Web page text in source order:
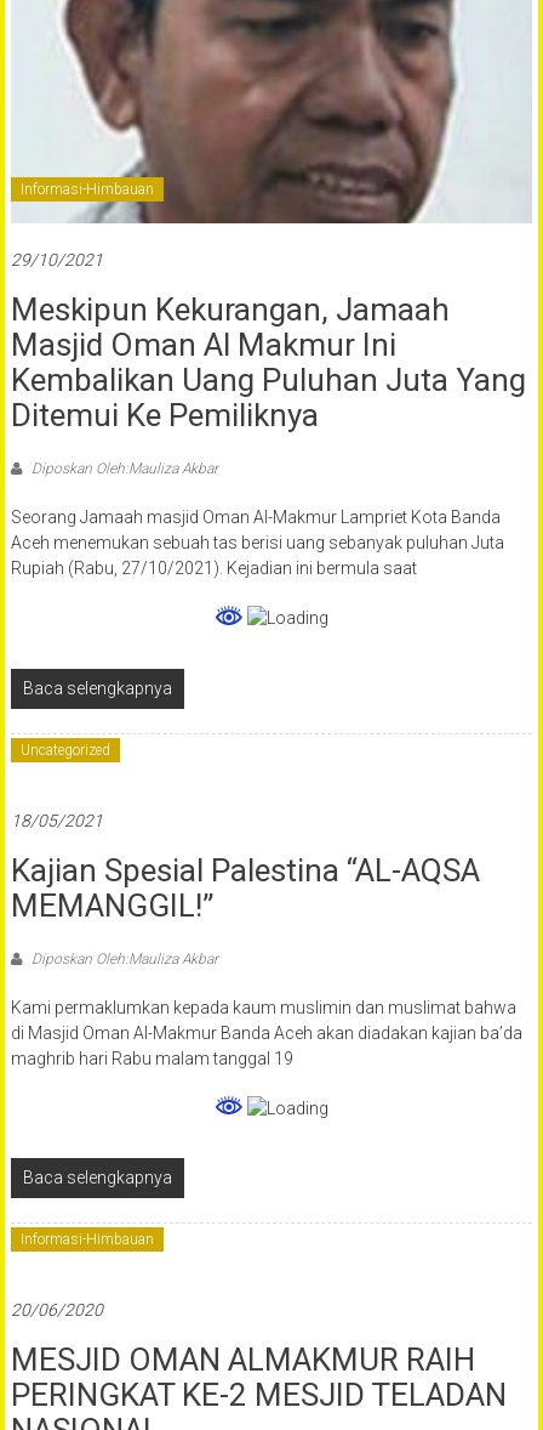
Informasi-Himbauan
29/10/2021
Meskipun Kekurangan, Jamaah
Masjid Oman Al Makmur Ini
Kembalikan Uang Puluhan Juta Yang
Ditemui Ke Pemiliknya
Diposkan Oleh:Mauliza Akbar
Seorang Jamaah masjid Oman Al-Makmur Lampriet Kota Banda
Aceh menemukan sebuah tas berisi uang sebanyak puluhan Juta
Rupiah (Rabu, 27/10/2021). Kejadian ini bermula saat
Baca selengkapnya
Uncategorized
18/05/2021
Kajian Spesial Palestina “AL-AQSA
MEMANGGIL!”
Diposkan Oleh:Mauliza Akbar
Kami permaklumkan kepada kaum muslimin dan muslimat bahwa
di Masjid Oman Al-Makmur Banda Aceh akan diadakan kajian ba’da
maghrib hari Rabu malam tanggal 19
Baca selengkapnya
Informasi-Himbauan
20/06/2020
MESJID OMAN ALMAKMUR RAIH
PERINGKAT KE-2 MESJID TELADAN